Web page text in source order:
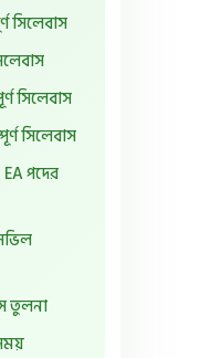
সিলেবাস
সিলেবাস
সিলেবাস
পদের
তুলনা